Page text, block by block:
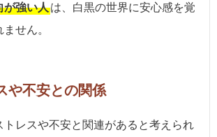
が強い人は、白黒の世界に安心感を覚
せん。
や不安との関係
トレスや不安と関連があると考えられ